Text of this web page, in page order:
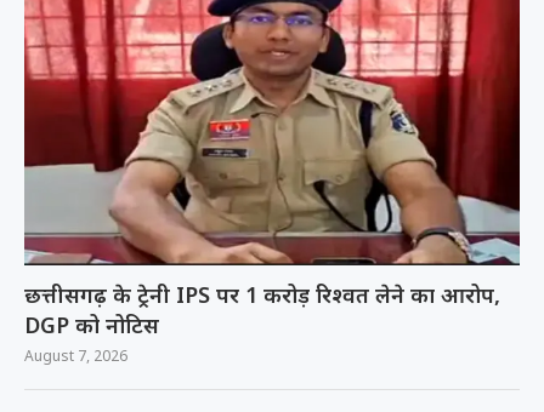
छत्तीसगढ़ के ट्रेनी IPS पर 1 करोड़ रिश्वत लेने का आरोप,
DGP को नोटिस
August 7, 2026